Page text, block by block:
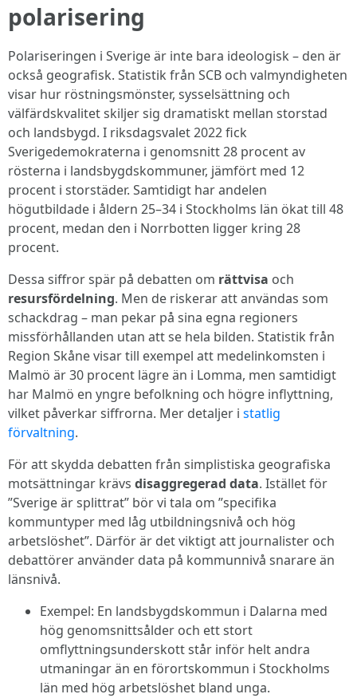
polarisering
Polariseringen i Sverige är inte bara ideologisk – den är
också geografisk. Statistik från SCB och valmyndigheten
visar hur röstningsmönster, sysselsättning och
välfärdskvalitet skiljer sig dramatiskt mellan storstad
och landsbygd. I riksdagsvalet 2022 fick
Sverigedemokraterna i genomsnitt 28 procent av
rösterna i landsbygdskommuner, jämfört med 12
procent i storstäder. Samtidigt har andelen
högutbildade i åldern 25–34 i Stockholms län ökat till 48
procent, medan den i Norrbotten ligger kring 28
procent.
Dessa siffror spär på debatten om rättvisa och
resursfördelning. Men de riskerar att användas som
schackdrag – man pekar på sina egna regioners
missförhållanden utan att se hela bilden. Statistik från
Region Skåne visar till exempel att medelinkomsten i
Malmö är 30 procent lägre än i Lomma, men samtidigt
har Malmö en yngre befolkning och högre inflyttning,
vilket påverkar siffrorna. Mer detaljer i statlig
förvaltning.
För att skydda debatten från simplistiska geografiska
motsättningar krävs disaggregerad data. Istället för
”Sverige är splittrat” bör vi tala om ”specifika
kommuntyper med låg utbildningsnivå och hög
arbetslöshet”. Därför är det viktigt att journalister och
debattörer använder data på kommunnivå snarare än
länsnivå.
Exempel: En landsbygdskommun i Dalarna med
hög genomsnittsålder och ett stort
omflyttningsunderskott står inför helt andra
utmaningar än en förortskommun i Stockholms
län med hög arbetslöshet bland unga.